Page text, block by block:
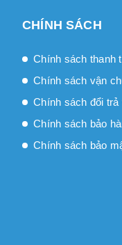
CHÍNH SÁCH
Chính sách thanh
Chính sách vận
Chính sách đổi trả
Chính sách bảo
Chính sách bảo